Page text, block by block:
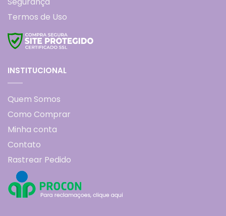
Termos de Uso
INSTITUCIONAL
Quem Somos
Como Comprar
Minha conta
Contato
Rastrear Pedido